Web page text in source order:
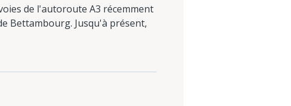
de l'autoroute A3 récemment
Bettambourg. Jusqu'à présent,